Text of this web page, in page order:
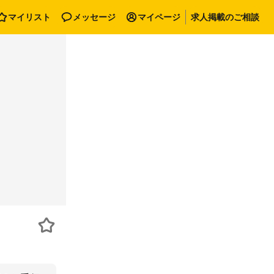
マイリスト メッセージ マイページ 求人掲載のご相談